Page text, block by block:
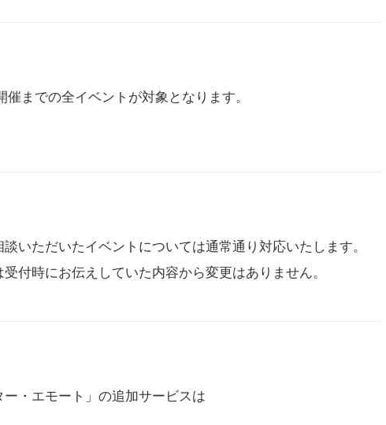
までの全イベントが対象となります。
いただいたイベントについては通常通り対応いたします。
付時にお伝えしていた内容から変更はありません。
・エモート」の追加サービスは